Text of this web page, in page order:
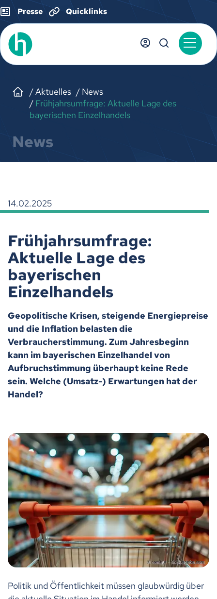
Presse Quicklinks
Aktuelles
News
Frühjahrsumfrage: Aktuelle Lage des
bayerischen Einzelhandels
News
14.02.2025
Frühjahrsumfrage:
Aktuelle Lage des
bayerischen
Einzelhandels
Geopolitische Krisen, steigende Energiepreise
und die Inflation belasten die
Verbraucherstimmung. Zum Jahresbeginn
kann im bayerischen Einzelhandel von
Aufbruchstimmung überhaupt keine Rede
sein. Welche (Umsatz-) Erwartungen hat der
Handel?
Politik und Öffentlichkeit müssen glaubwürdig über